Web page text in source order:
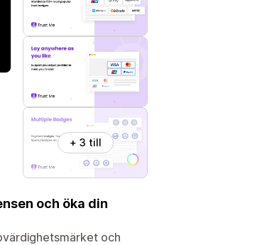
+ 3 till
och öka din
och